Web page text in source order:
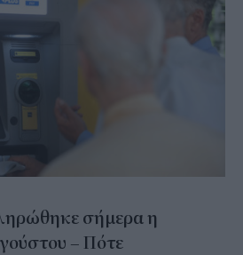
σήμερα η
– Πότε